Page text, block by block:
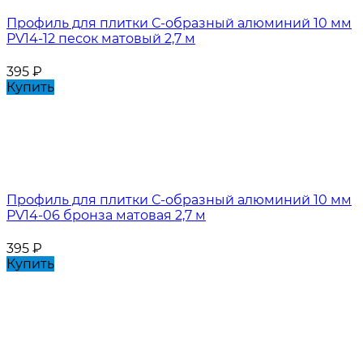
Профиль для плитки С-образный алюминий 10 мм
PV14-12 песок матовый 2,7 м
395 ₽
Купить
Профиль для плитки С-образный алюминий 10 мм
PV14-06 бронза матовая 2,7 м
395 ₽
Купить